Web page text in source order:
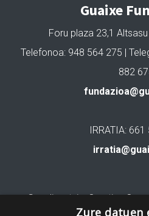
Guaixe
Foru plaza 23,1
Telefonoa: 948 564 275 |
882
IRRATIA:
Gure lizentzia: Creative
Zure datuen